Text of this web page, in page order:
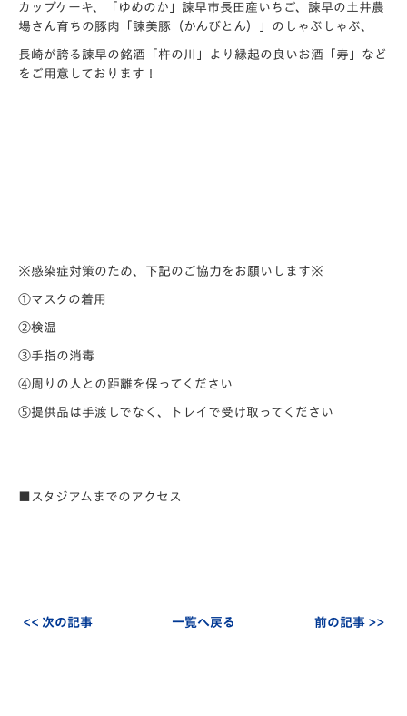
カップケーキ、「ゆめのか」諫早市長田産いちご、諫早の土井農
場さん育ちの豚肉「諫美豚（ かんびとん）」のしゃぶしゃぶ、
長崎が誇る諫早の銘酒「杵の川」より縁起の良いお酒「寿」など
をご用意しております！
※感染症対策のため、下記のご協力をお願いします※
①マスクの着用
②検温
③手指の消毒
④周りの人との距離を保ってください
⑤提供品は手渡しでなく、トレイで受け取ってください
■スタジアムまでのアクセス
<< 次の記事 一覧へ戻る 前の記事 >>